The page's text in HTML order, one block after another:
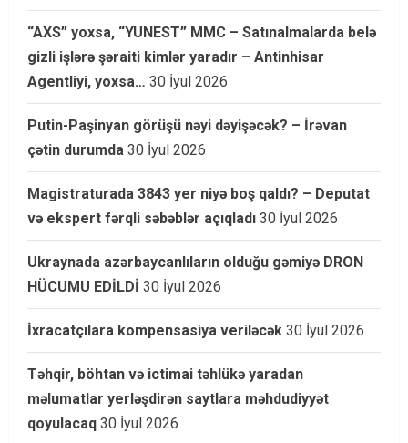
“AXS” yoxsa, “YUNEST” MMC – Satınalmalarda belə
gizli işlərə şəraiti kimlər yaradır – Antinhisar
Agentliyi, yoxsa… 30 İyul 2026
Putin-Paşinyan görüşü nəyi dəyişəcək? – İrəvan
çətin durumda 30 İyul 2026
Magistraturada 3843 yer niyə boş qaldı? – Deputat
və ekspert fərqli səbəblər açıqladı 30 İyul 2026
Ukraynada azərbaycanlıların olduğu gəmiyə DRON
HÜCUMU EDİLDİ 30 İyul 2026
İxracatçılara kompensasiya veriləcək 30 İyul 2026
Təhqir, böhtan və ictimai təhlükə yaradan
məlumatlar yerləşdirən saytlara məhdudiyyət
qoyulacaq 30 İyul 2026